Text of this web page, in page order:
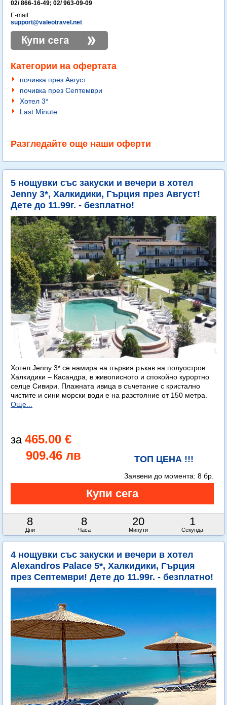
02/ 866-16-49; 02/ 963-09-09
E-mail:
support@valeotravel.net
Категории на офертата
почивка през Август
почивка през Септември
Хотел 3*
Last Minute
Разгледайте още наши оферти
5 нощувки със закуски и вечери в хотел
Jenny 3*, Халкидики, Гърция през Август!
Дете до 11.99г. - безплатно!
Хотел Jenny 3* се намира на първия ръкав на полуостров
Халкидики – Касандра, в живописното и спокойно курортно
селце Сивири. Плажната ивица в съчетание с кристално
чистите и сини морски води е на разстояние от 150 метра.
Още...
465.00 €
909.46 лв
ТОП ЦЕНА !!!
8
Дни
8
Часа
19
Минути
59
Секунди
Заявени до момента: 8 бр.
4 нощувки със закуски и вечери в хотел
Alexandros Palace 5*, Халкидики, Гърция
през Септември! Дете до 11.99г. - безплатно!